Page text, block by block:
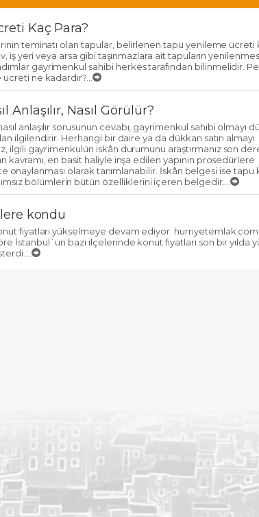
Kaç Para?
teminatı olan tapular, belirlenen tapu yenileme ücreti
iş yeri veya arsa gibi taşınmazlara ait tapuların
gayrimenkul sahibi herkes tarafından bilinmelidir.
ne kadardır?...
Anlaşılır, Nasıl Görülür?
anlaşılır sorusunun cevabı, gayrimenkul sahibi olmayı
ilgilendirir. Herhangi bir daire ya da dükkan satın almayı
ilgili gayrimenkulün iskân durumunu araştırmanız son
kavramı, en basit haliyle inşa edilen yapının prosedürlere
olarak tanımlanabilir. İskân belgesi ise tapu
bölümlerin bütün özelliklerini içeren belgedir....
kondu
fiyatları yükselmeye devam ediyor. hurriyetemlak.com
İstanbul`un bazı ilçelerinde konut fiyatları son bir yılda